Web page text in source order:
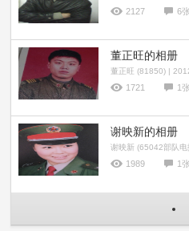
2127 6张
董正旺的相册
董正旺 (81850) |
1721 1张
谢映新的相册
谢映新 (65042部队
1989 1张